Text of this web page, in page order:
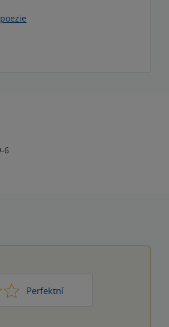
6
Perfektní